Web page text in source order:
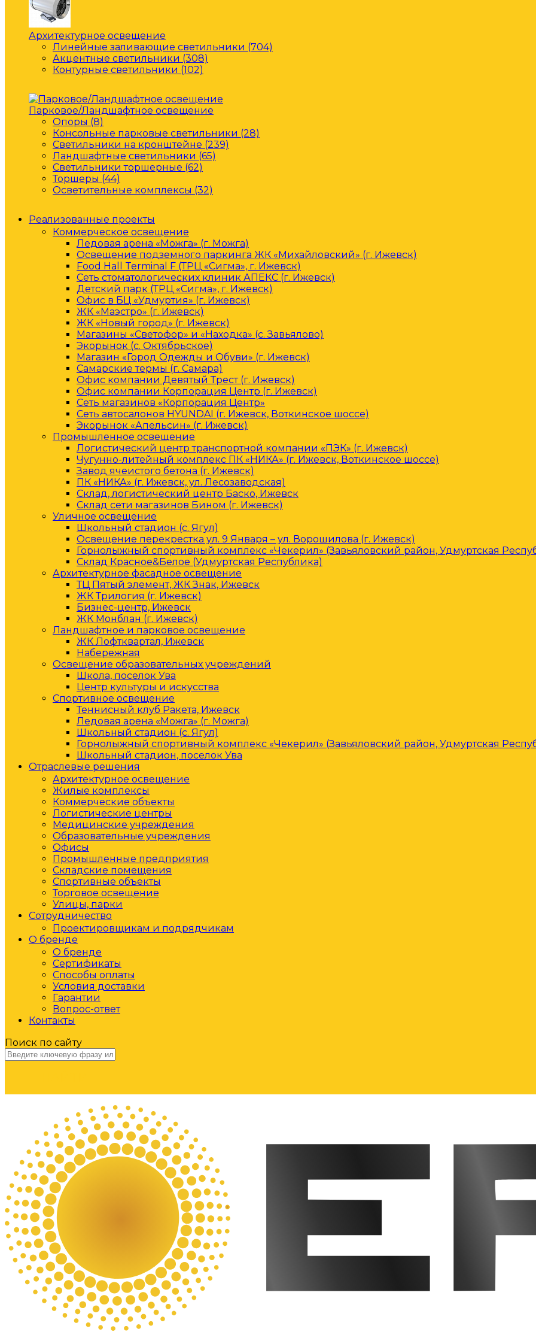
Архитектурное освещение
Линейные заливающие светильники (704)
Акцентные светильники (308)
Контурные светильники (102)
Парковое/Ландшафтное освещение
Опоры (8)
Консольные парковые светильники (28)
Светильники на кронштейне (239)
Ландшафтные светильники (65)
Светильники торшерные (62)
Торшеры (44)
Осветительные комплексы (32)
Реализованные проекты
Коммерческое освещение
Ледовая арена «Можга» (г. Можга)
Освещение подземного паркинга ЖК «Михайловский» (г. Ижевск)
Food Hall Terminal F (ТРЦ «Сигма», г. Ижевск)
Сеть стоматологических клиник АПЕКС (г. Ижевск)
Детский парк (ТРЦ «Сигма», г. Ижевск)
Офис в БЦ «Удмуртия» (г. Ижевск)
ЖК «Маэстро» (г. Ижевск)
ЖК «Новый город» (г. Ижевск)
Магазины «Светофор» и «Находка» (с. Завьялово)
Экорынок (с. Октябрьское)
Магазин «Город Одежды и Обуви» (г. Ижевск)
Самарские термы (г. Самара)
Офис компании Девятый Трест (г. Ижевск)
Офис компании Корпорация Центр (г. Ижевск)
Сеть магазинов «Корпорация Центр»
Сеть автосалонов HYUNDAI (г. Ижевск, Воткинское шоссе)
Экорынок «Апельсин» (г. Ижевск)
Промышленное освещение
Логистический центр транспортной компании «ПЭК» (г. Ижевск)
Чугунно-литейный комплекс ПК «НИКА» (г. Ижевск, Воткинское шоссе)
Завод ячеистого бетона (г. Ижевск)
ПК «НИКА» (г. Ижевск, ул. Лесозаводская)
Склад, логистический центр Баско, Ижевск
Склад сети магазинов Бином (г. Ижевск)
Уличное освещение
Школьный стадион (с. Ягул)
Освещение перекрестка ул. 9 Января – ул. Ворошилова (г. Ижевск)
Горнолыжный спортивный комплекс «Чекерил» (Завьяловский район, Удмуртская
Склад Красное&Белое (Удмуртская Республика)
Архитектурное фасадное освещение
ТЦ Пятый элемент, ЖК Знак, Ижевск
ЖК Трилогия (г. Ижевск)
Бизнес-центр, Ижевск
ЖК Монблан (г. Ижевск)
Ландшафтное и парковое освещение
ЖК Лофтквартал, Ижевск
Набережная
Освещение образовательных учреждений
Школа, поселок Ува
Центр культуры и искусства
Спортивное освещение
Теннисный клуб Ракета, Ижевск
Ледовая арена «Можга» (г. Можга)
Школьный стадион (с. Ягул)
Горнолыжный спортивный комплекс «Чекерил» (Завьяловский район, Удмуртская
Школьный стадион, поселок Ува
Отраслевые решения
Архитектурное освещение
Жилые комплексы
Коммерческие объекты
Логистические центры
Медицинские учреждения
Образовательные учреждения
Офисы
Промышленные предприятия
Складские помещения
Спортивные объекты
Торговое освещение
Улицы, парки
Сотрудничество
Проектировщикам и подрядчикам
О бренде
О бренде
Сертификаты
Способы оплаты
Условия доставки
Гарантии
Вопрос-ответ
Контакты
Поиск по сайту